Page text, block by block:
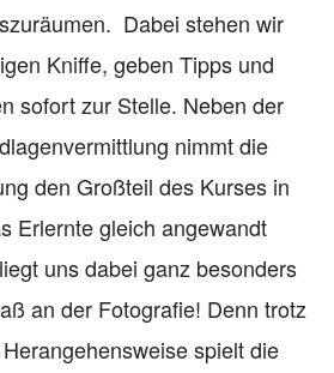
Dabei stehen wir
Kniffe, geben Tipps und
sofort zur Stelle. Neben der
nimmt die
den Großteil des Kurses in
Erlernte gleich angewandt
uns dabei ganz besonders
an der Fotografie! Denn trotz
spielt die